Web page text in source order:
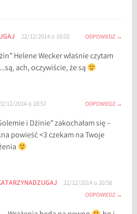
22/12/2014 o 16:02 ODPOWIEDZ
Helene Wecker właśnie czytam
ach, oczywiście, że są
12/2014 o 18:57 ODPOWIEDZ
i Dżinie” zakochałam się –
powieść <3 czekam na Twoje
22/12/2014 o 20:58
ODPOWIEDZ